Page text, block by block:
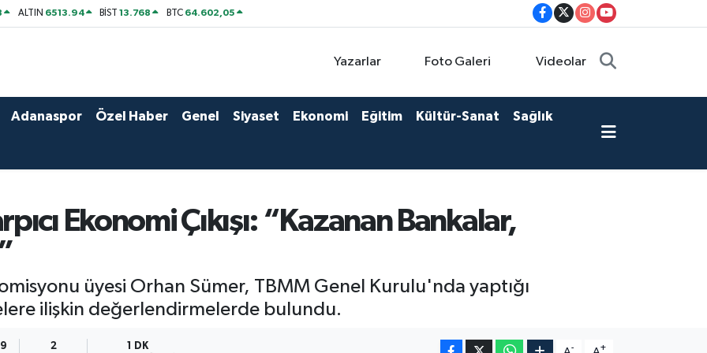
ALTIN 6513.94 BİST13.768 BTC 64.602,05
Yazarlar Foto Galeri Videolar
Adanaspor Özel Haber Genel Siyaset Ekonomi Eğitim Kültür-Sanat Sağlık
Ekonomi Çıkışı: “Kazanan Bankalar,
üyesi Orhan Sümer, TBMM Genel Kurulu'nda yaptığı
ilişkin değerlendirmelerde bulundu.
2 1 DK - +